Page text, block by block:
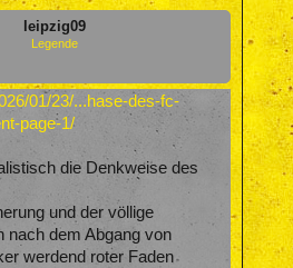
leipzig09
Legende
01/23/...hase-des-fc-
page-1/
die Denkweise des
und der völlige
nach dem Abgang von
werdend roter Faden